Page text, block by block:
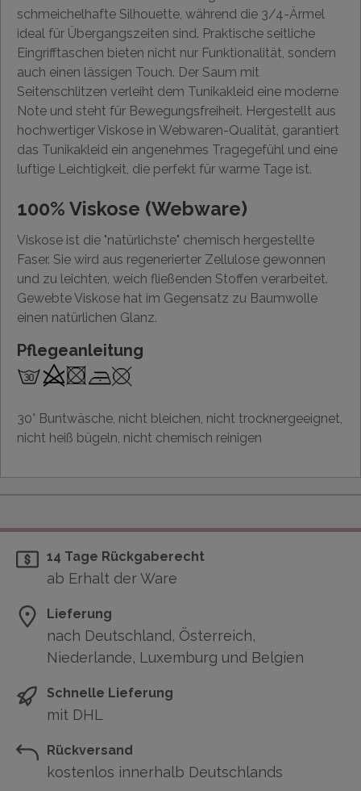
schmeichelhafte Silhouette, während die 3/4-Ärmel
ideal für Übergangszeiten sind. Praktische seitliche
Eingrifftaschen bieten nicht nur Funktionalität, sondern
auch einen lässigen Touch. Der Saum mit
Seitenschlitzen verleiht dem Tunikakleid eine moderne
Note und steht für Bewegungsfreiheit. Hergestellt aus
hochwertiger Viskose in Webwaren-Qualität, garantiert
das Tunikakleid ein angenehmes Tragegefühl und eine
luftige Leichtigkeit, die perfekt für warme Tage ist.
100% Viskose (Webware)
Viskose ist die "natürlichste" chemisch hergestellte
Faser. Sie wird aus regenerierter Zellulose gewonnen
und zu leichten, weich fließenden Stoffen verarbeitet.
Gewebte Viskose hat im Gegensatz zu Baumwolle
einen natürlichen Glanz.
Pflegeanleitung
30° Buntwäsche, nicht bleichen, nicht trocknergeeignet,
nicht heiß bügeln, nicht chemisch reinigen
14 Tage Rückgaberecht
ab Erhalt der Ware
Lieferung
nach Deutschland, Österreich,
Niederlande, Luxemburg und Belgien
Schnelle Lieferung
mit DHL
Rückversand
kostenlos innerhalb Deutschlands